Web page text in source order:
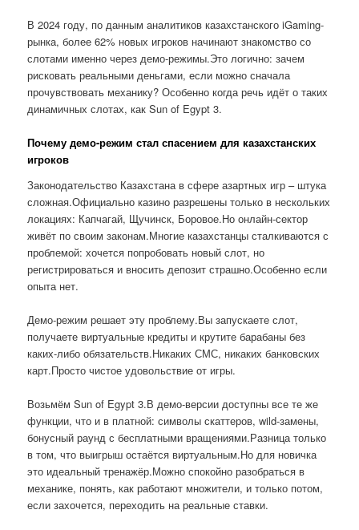
В 2024 году, по данным аналитиков казахстанского iGaming-
рынка, более 62% новых игроков начинают знакомство со
слотами именно через демо-режимы.Это логично: зачем
рисковать реальными деньгами, если можно сначала
прочувствовать механику? Особенно когда речь идёт о таких
динамичных слотах, как Sun of Egypt 3.
Почему демо-режим стал спасением для казахстанских
игроков
Законодательство Казахстана в сфере азартных игр – штука
сложная.Официально казино разрешены только в нескольких
локациях: Капчагай, Щучинск, Боровое.Но онлайн-сектор
живёт по своим законам.Многие казахстанцы сталкиваются с
проблемой: хочется попробовать новый слот, но
регистрироваться и вносить депозит страшно.Особенно если
опыта нет.
Демо-режим решает эту проблему.Вы запускаете слот,
получаете виртуальные кредиты и крутите барабаны без
каких-либо обязательств.Никаких СМС, никаких банковских
карт.Просто чистое удовольствие от игры.
Возьмём Sun of Egypt 3.В демо-версии доступны все те же
функции, что и в платной: символы скаттеров, wild-замены,
бонусный раунд с бесплатными вращениями.Разница только
в том, что выигрыш остаётся виртуальным.Но для новичка
это идеальный тренажёр.Можно спокойно разобраться в
механике, понять, как работают множители, и только потом,
если захочется, переходить на реальные ставки.